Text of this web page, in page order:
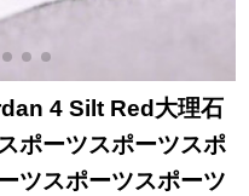
4 Silt Red大理石
ポーツスポーツスポ
ツスポーツスポーツ